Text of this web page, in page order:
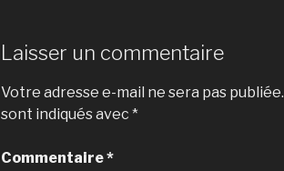
Laisser un commentaire
Votre adresse e-mail ne sera pas publiée.
sont indiqués avec *
Commentaire*